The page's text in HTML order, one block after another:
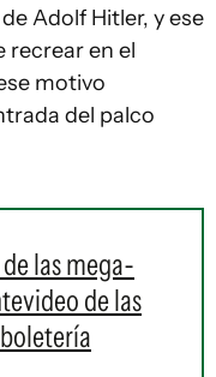
Adolf Hitler, y ese
recrear en el
motivo
del palco
las mega-
de las